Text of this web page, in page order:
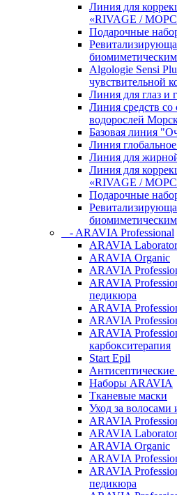
Линия для
«RIVAGE /
Подарочные
Algologie Sensi
чувcтвительной
Линия для глаз и
Линия средств
водорослей
Базовая линия
Линия
Линия для
Линия для
«RIVAGE /
Подарочные
- ARAVIA Professional
ARAVIA
ARAVIA Organic
ARAVIA
ARAVIA
педикюра
ARAVIA
ARAVIA
ARAVIA
карбокситерапия
Start Epil
Антисептические
Наборы ARAVIA
Тканевые маски
Уход за
ARAVIA
ARAVIA
ARAVIA Organic
ARAVIA
ARAVIA
педикюра